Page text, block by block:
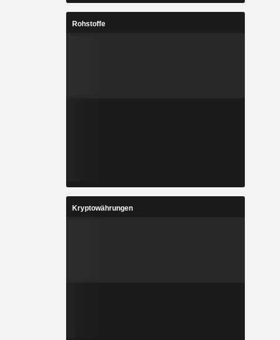
Rohstoffe
Kryptowährungen